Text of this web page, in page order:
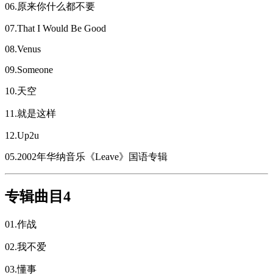
06.原来你什么都不要
07.That I Would Be Good
08.Venus
09.Someone
10.天空
11.就是这样
12.Up2u
05.2002年华纳音乐《Leave》国语专辑
专辑曲目4
01.作战
02.我不爱
03.懂事